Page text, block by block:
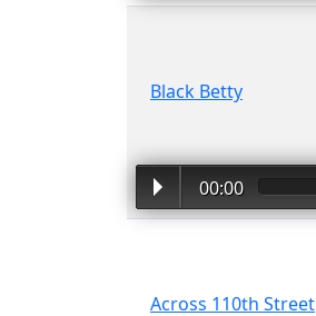
Black Betty
00:00
Across 110th Street